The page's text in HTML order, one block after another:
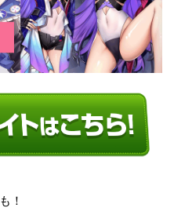
！